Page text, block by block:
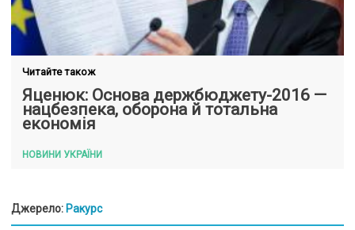
Читайте також
Яценюк: Основа держбюджету-2016 —
нацбезпека, оборона й тотальна
економія
НОВИНИ УКРАЇНИ
Джерело: Ракурс